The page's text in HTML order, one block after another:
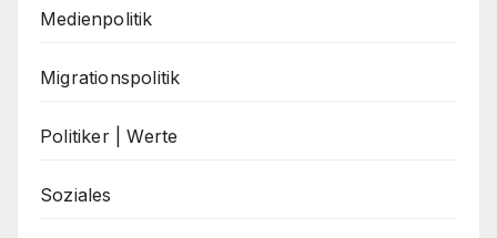
Medienpolitik
Migrationspolitik
Politiker | Werte
Soziales